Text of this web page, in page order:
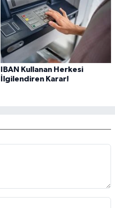
IBAN Kullanan Herkesi
İlgilendiren Karar!